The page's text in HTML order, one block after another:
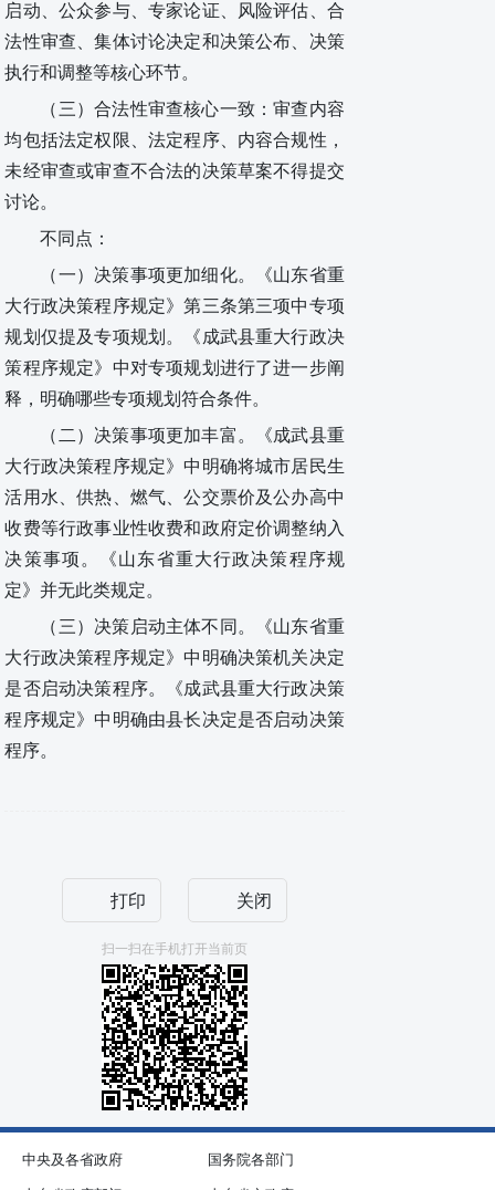
启动、公众参与、专家论证、风险评估、合
法性审查、集体讨论决定和决策公布、决策
执行和调整等核心环节。
（三）合法性审查核心一致：审查内容
均包括法定权限、法定程序、内容合规性，
未经审查或审查不合法的决策草案不得提交
讨论。
不同点：
（一）决策事项更加细化。《山东省重
大行政决策程序规定》第三条第三项中专项
规划仅提及专项规划。《成武县重大行政决
策程序规定》中对专项规划进行了进一步阐
释，明确哪些专项规划符合条件。
（二）决策事项更加丰富。《成武县重
大行政决策程序规定》中明确将城市居民生
活用水、供热、燃气、公交票价及公办高中
收费等行政事业性收费和政府定价调整纳入
决策事项。《山东省重大行政决策程序规
定》并无此类规定。
（三）决策启动主体不同。《山东省重
大行政决策程序规定》中明确决策机关决定
是否启动决策程序。《成武县重大行政决策
程序规定》中明确由县长决定是否启动决策
程序。
打印 关闭
扫一扫在手机打开当前页
中央及各省政府 国务院各部门